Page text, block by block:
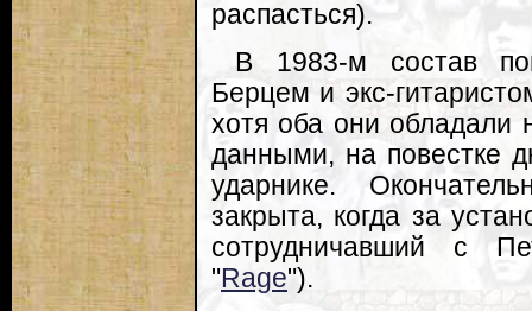
распасться).
В 1983-м состав
Берцем и экс-
хотя оба они обладали
данными, на повестке
ударнике.
закрыта, когда за
сотрудничавший с
"Rage").